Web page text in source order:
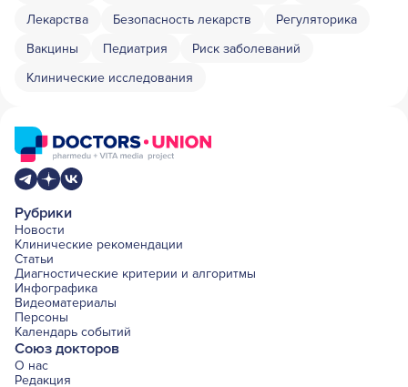
Лекарства
Безопасность лекарств
Регуляторика
Вакцины
Педиатрия
Риск заболеваний
Клинические исследования
Рубрики
Новости
Клинические рекомендации
Статьи
Диагностические критерии и алгоритмы
Инфографика
Видеоматериалы
Персоны
Календарь событий
Союз докторов
О нас
Редакция